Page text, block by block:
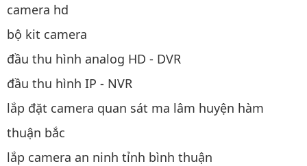
camera hd
bộ kit camera
đầu thu hình analog HD - DVR
đầu thu hình IP - NVR
lắp đặt camera quan sát ma lâm huyện hàm
thuận bắc
lắp camera an ninh tỉnh bình thuận